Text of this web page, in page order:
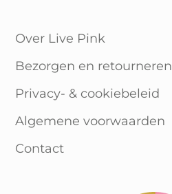
Over Live Pink
Bezorgen en retourneren
Privacy- & cookiebeleid
Algemene voorwaarden
Contact